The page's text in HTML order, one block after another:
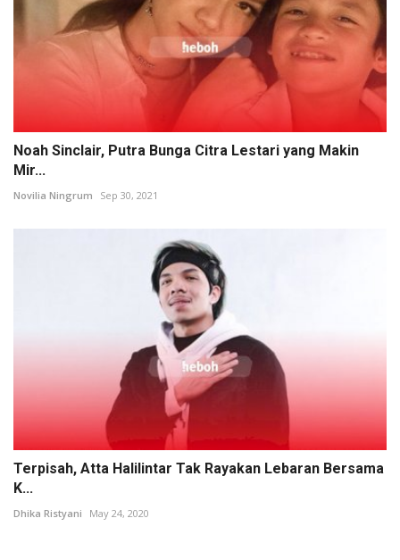
Noah Sinclair, Putra Bunga Citra Lestari yang Makin
Mir...
Novilia Ningrum Sep 30, 2021
Terpisah, Atta Halilintar Tak Rayakan Lebaran Bersama
K...
Dhika Ristyani May 24, 2020